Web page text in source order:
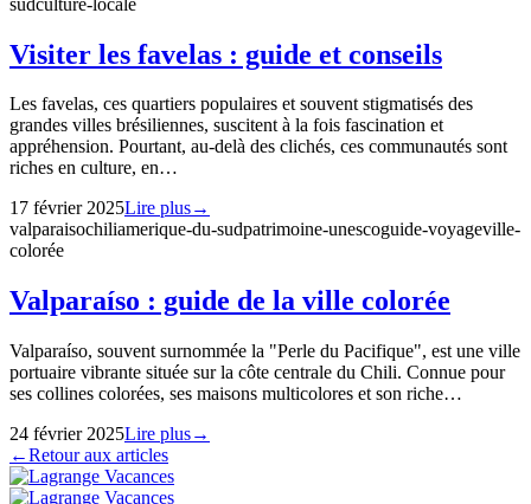
Visiter les favelas : guide et conseils
Les favelas, ces quartiers populaires et souvent stigmatisés des
grandes villes brésiliennes, suscitent à la fois fascination et
appréhension. Pourtant, au-delà des clichés, ces communautés sont
riches en culture, en…
17 février 2025Lire plus→
valparaisochiliamerique-du-sudpatrimoine-unescoguide-voyageville-
colorée
Valparaíso : guide de la ville colorée
Valparaíso, souvent surnommée la "Perle du Pacifique", est une ville
portuaire vibrante située sur la côte centrale du Chili. Connue pour
ses collines colorées, ses maisons multicolores et son riche…
24 février 2025Lire plus→
←Retour aux articles